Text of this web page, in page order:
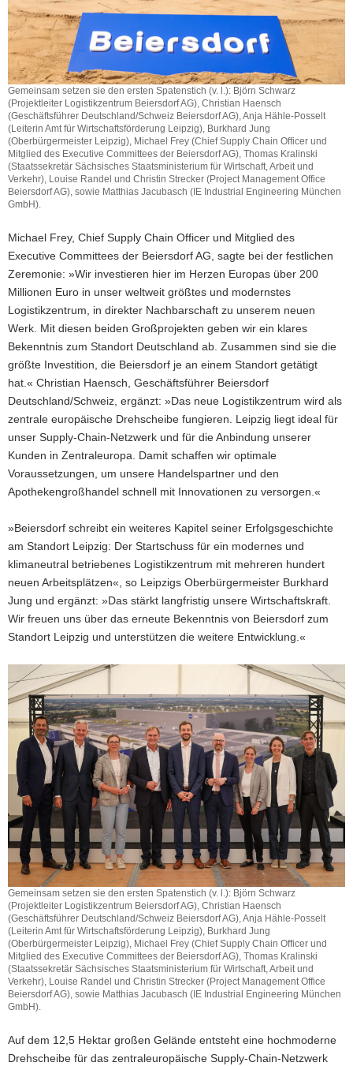
Gemeinsam setzen sie den ersten Spatenstich (v. l.): Björn Schwarz
(Projektleiter Logistikzentrum Beiersdorf AG), Christian Haensch
(Geschäftsführer Deutschland/Schweiz Beiersdorf AG), Anja Hähle-Posselt
(Leiterin Amt für Wirtschaftsförderung Leipzig), Burkhard Jung
(Oberbürgermeister Leipzig), Michael Frey (Chief Supply Chain Officer und
Mitglied des Executive Committees der Beiersdorf AG), Thomas Kralinski
(Staatssekretär Sächsisches Staatsministerium für Wirtschaft, Arbeit und
Verkehr), Louise Randel und Christin Strecker (Project Management Office
Beiersdorf AG), sowie Matthias Jacubasch (IE Industrial Engineering München
GmbH).
Michael Frey, Chief Supply Chain Officer und Mitglied des
Executive Committees der Beiersdorf AG, sagte bei der festlichen
Zeremonie: »Wir investieren hier im Herzen Europas über 200
Millionen Euro in unser weltweit größtes und modernstes
Logistikzentrum, in direkter Nachbarschaft zu unserem neuen
Werk. Mit diesen beiden Großprojekten geben wir ein klares
Bekenntnis zum Standort Deutschland ab. Zusammen sind sie die
größte Investition, die Beiersdorf je an einem Standort getätigt
hat.« Christian Haensch, Geschäftsführer Beiersdorf
Deutschland/Schweiz, ergänzt: »Das neue Logistikzentrum wird als
zentrale europäische Drehscheibe fungieren. Leipzig liegt ideal für
unser Supply-Chain-Netzwerk und für die Anbindung unserer
Kunden in Zentraleuropa. Damit schaffen wir optimale
Voraussetzungen, um unsere Handelspartner und den
Apothekengroßhandel schnell mit Innovationen zu versorgen.«
»Beiersdorf schreibt ein weiteres Kapitel seiner Erfolgsgeschichte
am Standort Leipzig: Der Startschuss für ein modernes und
klimaneutral betriebenes Logistikzentrum mit mehreren hundert
neuen Arbeitsplätzen«, so Leipzigs Oberbürgermeister Burkhard
Jung und ergänzt: »Das stärkt langfristig unsere Wirtschaftskraft.
Wir freuen uns über das erneute Bekenntnis von Beiersdorf zum
Standort Leipzig und unterstützen die weitere Entwicklung.«
Gemeinsam setzen sie den ersten Spatenstich (v. l.): Björn Schwarz
(Projektleiter Logistikzentrum Beiersdorf AG), Christian Haensch
(Geschäftsführer Deutschland/Schweiz Beiersdorf AG), Anja Hähle-Posselt
(Leiterin Amt für Wirtschaftsförderung Leipzig), Burkhard Jung
(Oberbürgermeister Leipzig), Michael Frey (Chief Supply Chain Officer und
Mitglied des Executive Committees der Beiersdorf AG), Thomas Kralinski
(Staatssekretär Sächsisches Staatsministerium für Wirtschaft, Arbeit und
Verkehr), Louise Randel und Christin Strecker (Project Management Office
Beiersdorf AG), sowie Matthias Jacubasch (IE Industrial Engineering München
GmbH).
Auf dem 12,5 Hektar großen Gelände entsteht eine hochmoderne
Drehscheibe für das zentraleuropäische Supply-Chain-Netzwerk